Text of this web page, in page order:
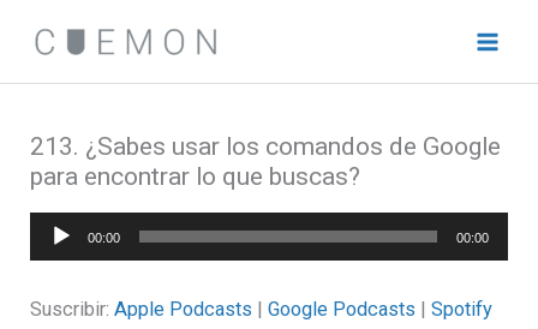
contenido
213. ¿Sabes usar los comandos de Google
para encontrar lo que buscas?
Reproductor
de
audio
00:00 00:00
Suscribir:Apple Podcasts |Google Podcasts |Spotify